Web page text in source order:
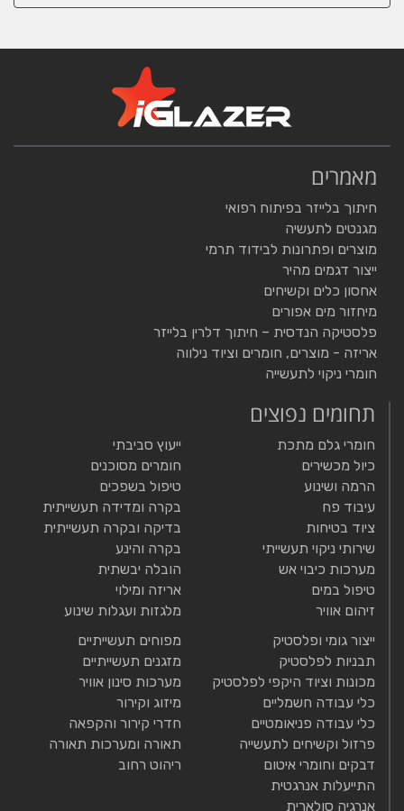
מאמרים
חיתוך בלייזר בפיתוח רפואי
מגנטים לתעשיה
מוצרים ופתרונות לבידוד תרמי
ייצור דגמים מהיר
אחסון כלים וקשיחים
מיחזור מים אפורים
פלסטיקה הנדסית – חיתוך דלרין בלייזר
אריזה - מוצרים, חומרים וציוד נילווה
חומרי ניקוי לתעשייה
תחומים נפוצים
חומרי גלם מתכת
כיול מכשירים
הרמה ושינוע
עיבוד פח
ציוד בטיחות
שירותי ניקוי תעשייתי
מערכות כיבוי אש
טיפול במים
זיהום אוויר
ייעוץ סביבתי
חומרים מסוכנים
טיפול בשפכים
בקרה ומדידה תעשייתית
בדיקה ובקרה תעשייתית
בקרה והינע
הובלה יבשתית
אריזה ומילוי
מלגזות ועגלות שינוע
ייצור גומי ופלסטיק
תבניות לפלסטיק
מכונות וציוד היקפי לפלסטיק
כלי עבודה חשמליים
כלי עבודה פניאומטיים
פרזול וקשיחים לתעשייה
דבקים וחומרי איטום
התייעלות אנרגטית
אנרגיה סולארית
מפוחים תעשייתיים
מזגנים תעשייתיים
מערכות סינון אוויר
מיזוג וקירור
חדרי קירור והקפאה
תאורה ומערכות תאורה
ריהוט רחוב